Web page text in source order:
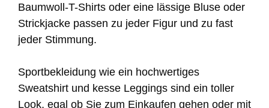
Baumwoll-T-Shirts oder eine lässige Bluse oder
Strickjacke passen zu jeder Figur und zu fast
jeder Stimmung.
Sportbekleidung wie ein hochwertiges
Sweatshirt und kesse Leggings sind ein toller
Look, egal ob Sie zum Einkaufen gehen oder mit